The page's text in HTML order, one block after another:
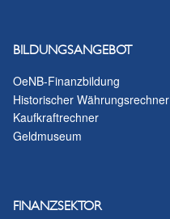
BILDUNGSANGEBOT
OeNB-Finanzbildung
Historischer Währungsrechner
Kaufkraftrechner
Geldmuseum
FINANZSEKTOR